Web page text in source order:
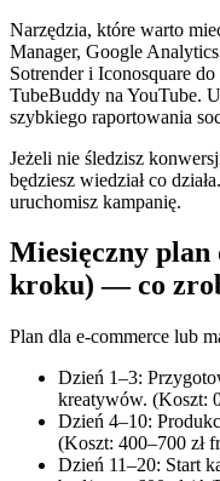
Narzędzia, które warto
Manager, Google
Sotrender i Iconosquare
TubeBuddy na YouTube.
szybkiego raportowania
Jeżeli nie śledzisz
będziesz wiedział co
uruchomisz kampanię.
Miesięczny plan
kroku) — co
Plan dla e‑commerce lub
Dzień 1–3:
kreatywów. (Koszt:
Dzień 4–10:
(Koszt: 400–700 zł
Dzień 11–20: Start